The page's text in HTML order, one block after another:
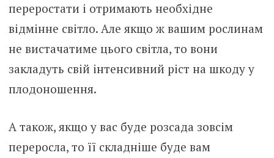
переростати і отримають необхідне
відмінне світло. Але якщо ж вашим рослинам
не вистачатиме цього світла, то вони
закладуть свій інтенсивний ріст на шкоду у
плодоношення.
А також, якщо у вас буде розсада зовсім
переросла, то її складніше буде вам